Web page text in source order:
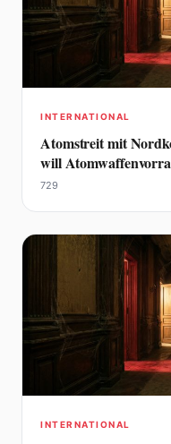
INTERNATIONAL
Atomstreit mit
will
729
INTERNATIONAL